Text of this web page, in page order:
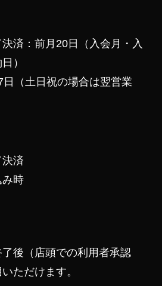
済：前月20日（入会月・入
）
日（土日祝の場合は翌営業
決済
み時
後（店頭での利用者承認
ただけます。